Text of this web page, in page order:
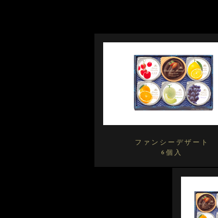
ファンシーデザート
6個入